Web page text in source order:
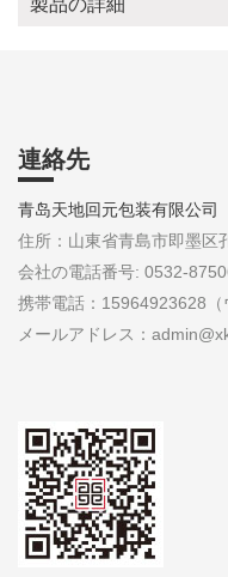
製品の詳細
連絡先
青岛天地回元包装有限公司
住所：山東省青島市即墨区
会社の電話番号: 0532-
携帯電話：15964923628（
メールアドレス：